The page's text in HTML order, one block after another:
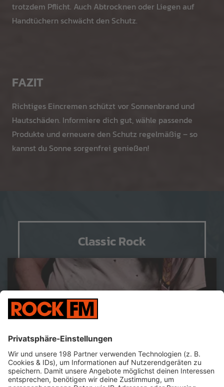
trotzdem Pflicht. Auch Abtrocknen oder Liegen auf
Handtüchern schwächt den Schutz.
FAZIT
Richtiges Eincremen schützt vor Sonnenbrand und
Hautschäden. Informiere dich gut, wähle passende
Produkte und erneuere den Schutz regelmäßig – so
kannst du Sonne sorgenfrei genießen!
Classic Rock